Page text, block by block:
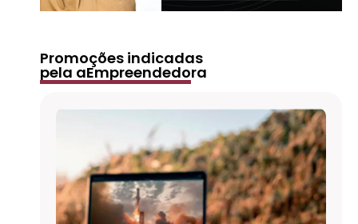
Promoções indicadas
pela aEmpreendedora